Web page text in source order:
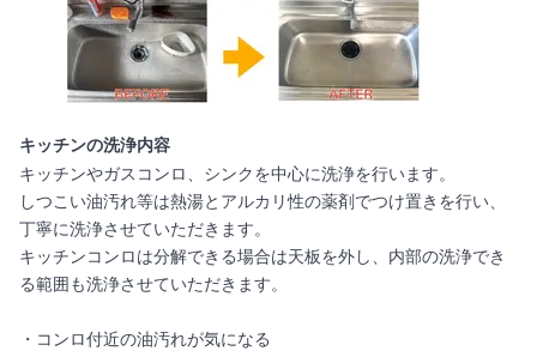
キッチンの洗浄内容
キッチンやガスコンロ、シンクを中心に洗浄を行います。
しつこい油汚れ等は熱湯とアルカリ性の薬剤でつけ置きを行い、
丁寧に洗浄させていただきます。
キッチンコンロは分解できる場合は天板を外し、内部の洗浄でき
る範囲も洗浄させていただきます。
・コンロ付近の油汚れが気になる